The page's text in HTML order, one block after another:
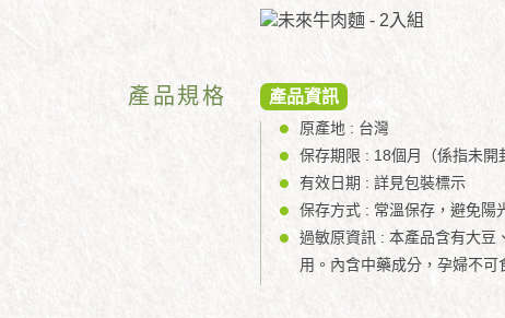
產品規格 產品資訊
原產地 : 台灣
保存期限 : 18個月（係指未開
有效日期 : 詳見包裝標示
保存方式 : 常溫保存，避免陽
過敏原資訊 : 本產品含有大豆
用。內含中藥成分，孕婦不可